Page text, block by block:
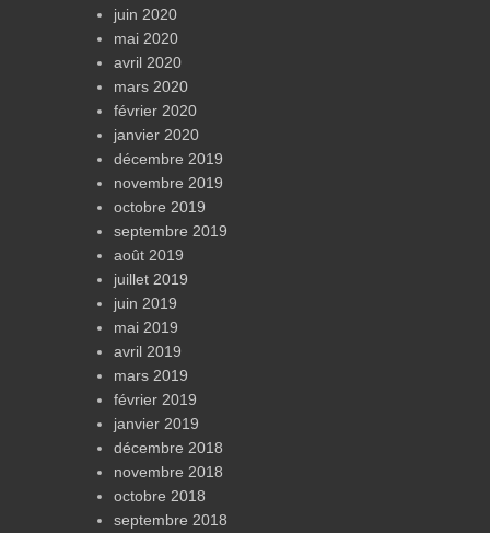
juin 2020
mai 2020
avril 2020
mars 2020
février 2020
janvier 2020
décembre 2019
novembre 2019
octobre 2019
septembre 2019
août 2019
juillet 2019
juin 2019
mai 2019
avril 2019
mars 2019
février 2019
janvier 2019
décembre 2018
novembre 2018
octobre 2018
septembre 2018